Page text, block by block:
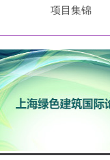
项目集锦